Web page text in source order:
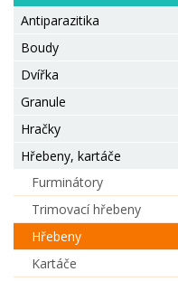
Antiparazitika
Boudy
Dvířka
Granule
Hračky
Hřebeny, kartáče
Furminátory
Trimovací hřebeny
Hřebeny
Kartáče